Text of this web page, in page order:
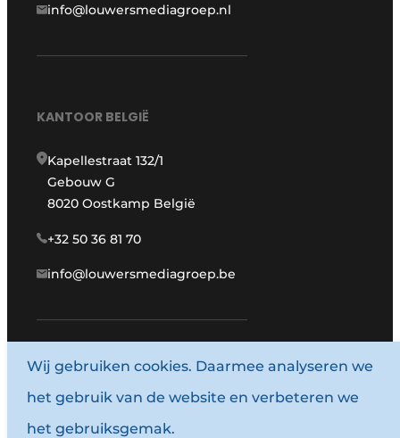
info@louwersmediagroep.nl
KANTOOR BELGIË
Kapellestraat 132/1
Gebouw G
8020 Oostkamp België
+32 50 36 81 70
info@louwersmediagroep.be
www.louwersmediagroep.com
© 1987 - 2026 Louwersmediagroep.
Algemene voorwaarden
Wij gebruiken cookies. Daarmee analyseren we
het gebruik van de website en verbeteren we
het gebruiksgemak.